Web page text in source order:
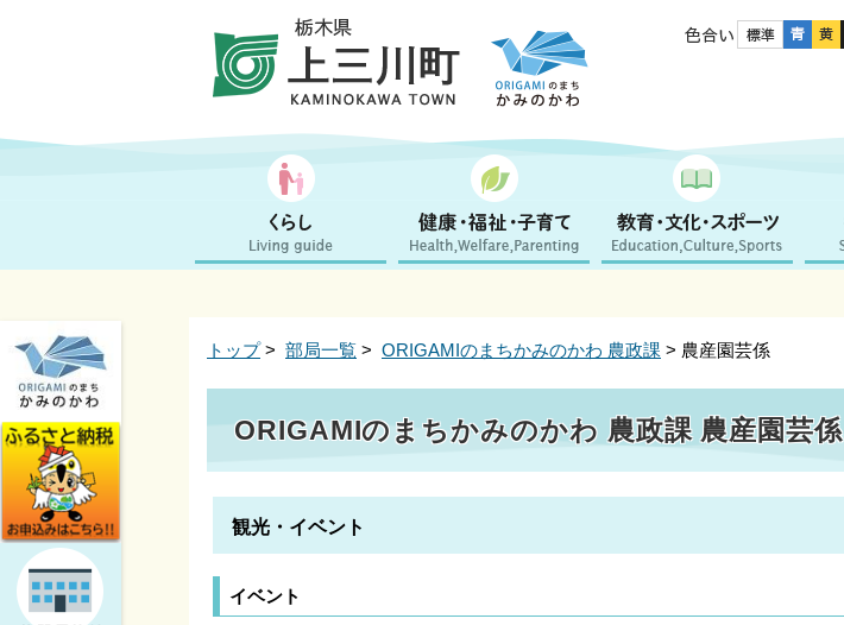
色合い
トップ> 部局一覧 > ORIGAMIのまちかみのかわ 農政課 > 農産園芸係
ORIGAMIのまちかみのかわ 農政課 農産園芸係
観光・イベント
イベント